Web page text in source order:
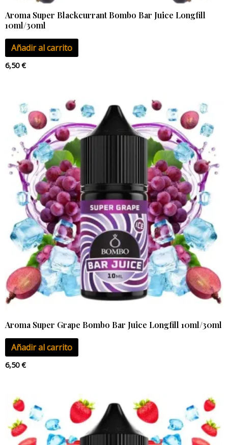
Aroma Super Blackcurrant Bombo Bar Juice Longfill
10ml/30ml
Añadir al carrito
6,50€
Aroma Super Grape Bombo Bar Juice Longfill 10ml/30ml
Añadir al carrito
6,50€